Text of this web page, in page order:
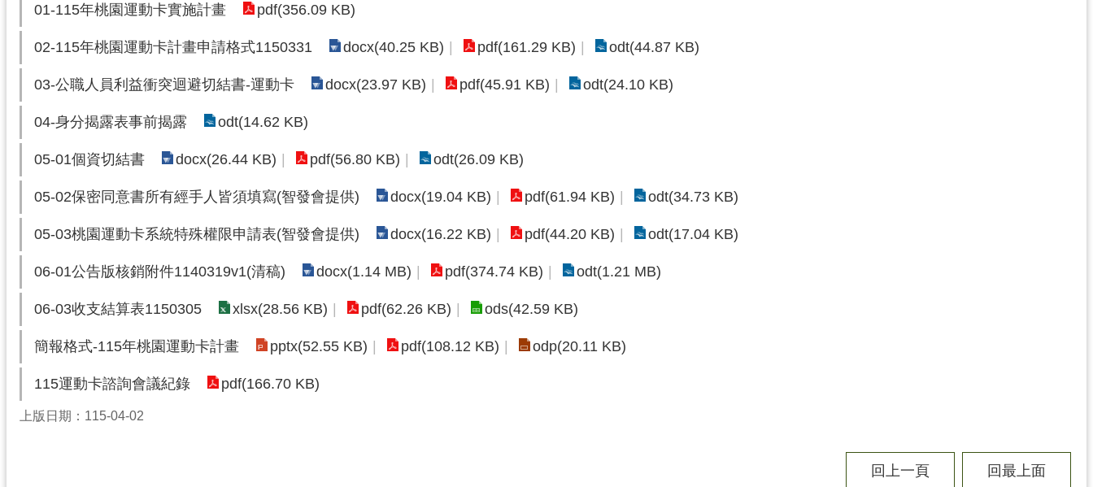
01-115年桃園運動卡實施計畫
pdf(356.09 KB)
02-115年桃園運動卡計畫申請格式1150331 docx(40.25 KB) pdf(161.29 KB) odt(44.87 KB)
03-公職人員利益衝突迴避切結書-運動卡 docx(23.97 KB) pdf(45.91 KB) odt(24.10 KB)
04-身分揭露表事前揭露 odt(14.62 KB)
05-01個資切結書 docx(26.44 KB) pdf(56.80 KB) odt(26.09 KB)
05-02保密同意書所有經手人皆須填寫(智發會提供) docx(19.04 KB) pdf(61.94 KB) odt(34.73 KB)
05-03桃園運動卡系統特殊權限申請表(智發會提供) docx(16.22 KB) pdf(44.20 KB) odt(17.04 KB)
06-01公告版核銷附件1140319v1(清稿) docx(1.14 MB) pdf(374.74 KB) odt(1.21 MB)
06-03收支結算表1150305 xlsx(28.56 KB) pdf(62.26 KB) ods(42.59 KB)
簡報格式-115年桃園運動卡計畫 pptx(52.55 KB) pdf(108.12 KB) odp(20.11 KB)
115運動卡諮詢會議紀錄 pdf(166.70 KB)
上版日期：115-04-02
回上一頁 回最上面